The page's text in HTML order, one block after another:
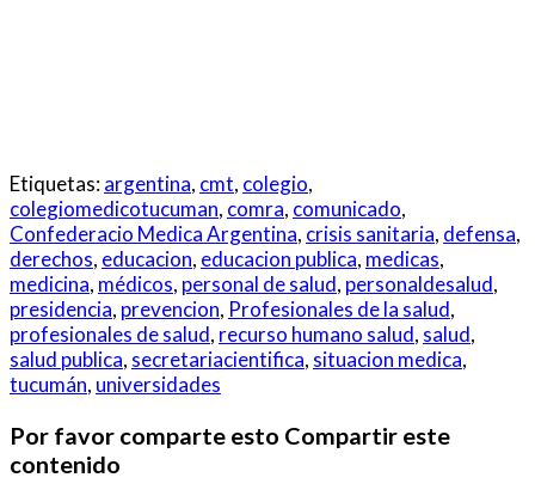
Etiquetas:argentina, cmt, colegio,
colegiomedicotucuman, comra, comunicado,
Confederacio Medica Argentina, crisis sanitaria, defensa,
derechos, educacion, educacion publica, medicas,
medicina, médicos, personal de salud, personaldesalud,
presidencia, prevencion, Profesionales de la salud,
profesionales de salud, recurso humano salud, salud,
salud publica, secretariacientifica, situacion medica,
tucumán, universidades
Por favor comparte esto Compartir este
contenido